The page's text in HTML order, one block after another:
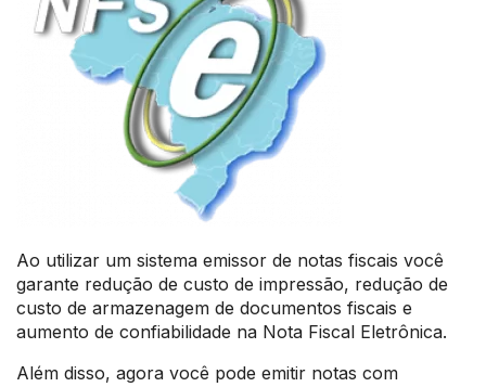
Ao utilizar um sistema emissor de notas fiscais você
garante redução de custo de impressão, redução de
custo de armazenagem de documentos fiscais e
aumento de confiabilidade na Nota Fiscal Eletrônica.
Além disso, agora você pode emitir notas com